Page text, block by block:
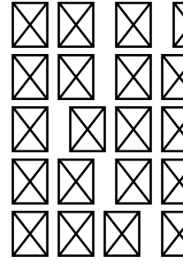
수소 중
융합 작
여 헬륨
되기
나머지